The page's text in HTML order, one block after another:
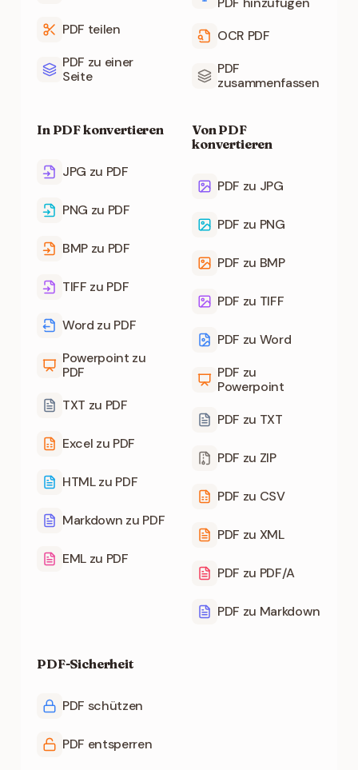
PDF teilen
PDF zu einer
Seite
OCR PDF
PDF
zusammenfassen
In PDF konvertieren
JPG zu PDF
PNG zu PDF
BMP zu PDF
TIFF zu PDF
Word zu PDF
Powerpoint zu
PDF
TXT zu PDF
Excel zu PDF
HTML zu PDF
Markdown zu PDF
EML zu PDF
Von PDF
konvertieren
PDF zu JPG
PDF zu PNG
PDF zu BMP
PDF zu TIFF
PDF zu Word
PDF zu
Powerpoint
PDF zu TXT
PDF zu ZIP
PDF zu CSV
PDF zu XML
PDF zu PDF/A
PDF zu Markdown
PDF-Sicherheit
PDF schützen
PDF entsperren